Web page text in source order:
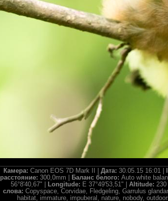
Камера: Canon EOS 7D Mark II | Дата: 30.05.15 16:01 |
расстояние: 300,0mm | Баланс белого: Auto white
56°8'40,67" |
Longitude: E 37°49'53,51" | Altitude: 230
слова: Copyspace, Corvidae, Fledgeling, Garrulus
habitat, immature, impuberal, nature, nobody,